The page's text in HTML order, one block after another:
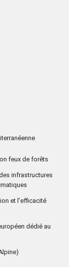
feux de forêts
infrastructures
et l’efficacité
dédié au